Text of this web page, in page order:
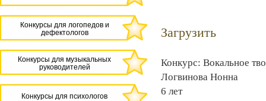
Конкурсы для логопедов и
дефектологов
Конкурсы для музыкальных
руководителей
Конкурсы для психологов
Загрузить
Конкурс: Вокальное
Логвинова Нонна
6 лет